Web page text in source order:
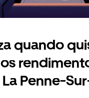
quando
Penne-